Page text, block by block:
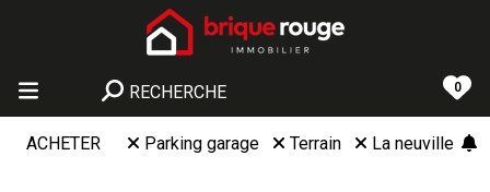
RECHERCHE 0
ACHETER Parking garage Terrain La neuville